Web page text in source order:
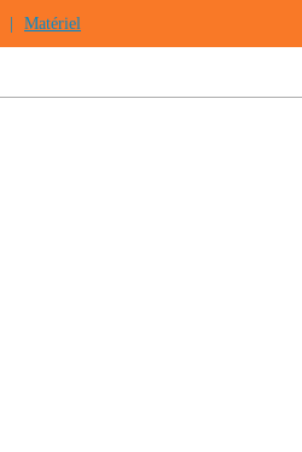
Matériel